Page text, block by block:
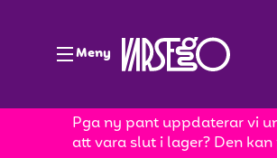
Meny
Pga ny pant uppdaterar vi
att vara slut i lager? Den